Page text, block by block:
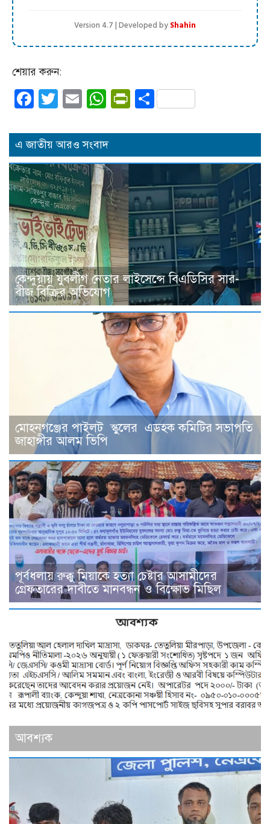
Version 4.7 | Developed byShahin
শেয়ার করুন:
Facebook
Twitter
EmailWhatsApp
PrintFriendly
Share
এ জাতীয় আরও সংবাদ
কেন্দুয়ায় যুবলীগ নেতার লাইসেন্সে বিএডিসির সার-
বীজ বিক্রির অভিযোগ
মোহনগঞ্জের পাইলট স্কুলের এডহক কমিটির সভাপতি
জাহাঙ্গীর আলম ভিপি
পূর্বধলায় রুক্কু মিয়াকে হত্যা চেষ্টার আসামীদের
গ্রেফতারের দাবীতে মানবন্ধন ও বিক্ষোভ মিছিল
আবশ্যক